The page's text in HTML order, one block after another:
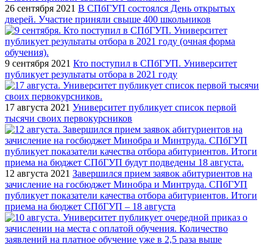
26 сентября 2021 В СПбГУП состоялся День открытых
дверей. Участие приняли свыше 400 школьников
9 сентября 2021 Кто поступил в СПбГУП. Университет
публикует результаты отбора в 2021 году
17 августа 2021 Университет публикует список первой
тысячи своих первокурсников
12 августа 2021 Завершился прием заявок абитуриентов на
зачисление на госбюджет Минобра и Минтруда. СПбГУП
публикует показатели качества отбора абитуриентов. Итоги
приема на бюджет СПбГУП – 18 августа